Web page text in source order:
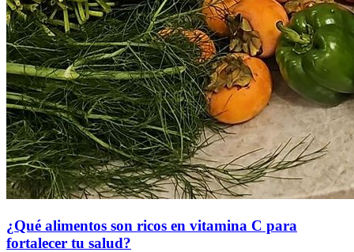
¿Qué alimentos son ricos en vitamina C para
fortalecer tu salud?